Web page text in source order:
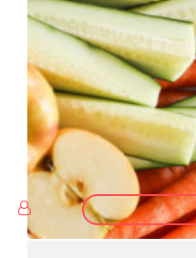
Google+
LinkedIn
Whatsapp
StumbleUpon
Tumblr
Pinterest